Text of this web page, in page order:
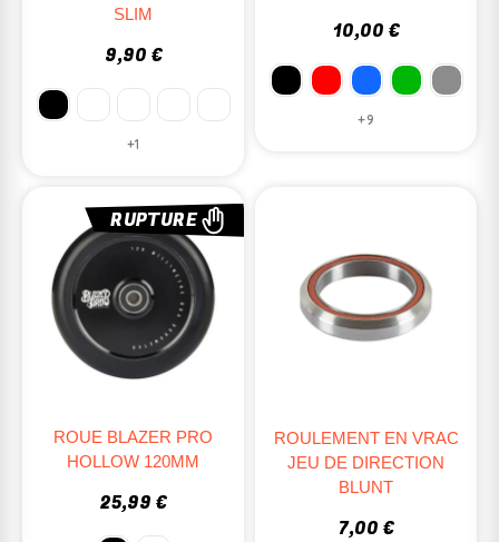
SLIM
9,90 €
+1
10,00 €
+9
RUPTURE
ROUE BLAZER PRO
HOLLOW 120MM
25,99 €
ROULEMENT EN VRAC
JEU DE DIRECTION
BLUNT
7,00 €